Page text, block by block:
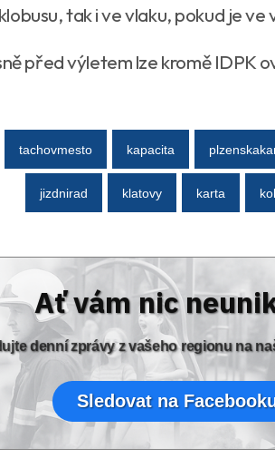
tak i ve vlaku, pokud je
před výletem lze kromě IDPK
tachovmesto kapacita
jizdnirad klatovy karta
Ať vám nic
denní zprávy z vašeho regionu na
Sledovat na